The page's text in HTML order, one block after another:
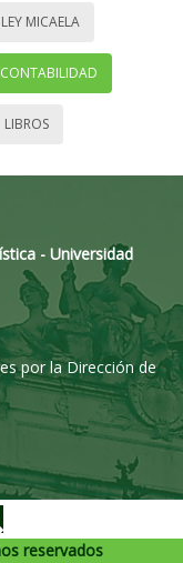
LEY MICAELA
CONTABILIDAD
LIBROS
- Universidad
por la Dirección de
reservados